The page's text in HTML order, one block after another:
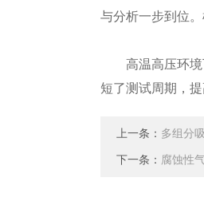
与分析一步到位
高温高压环境下
短了测试周期，
上一条： 多组分
下一条： 腐蚀性